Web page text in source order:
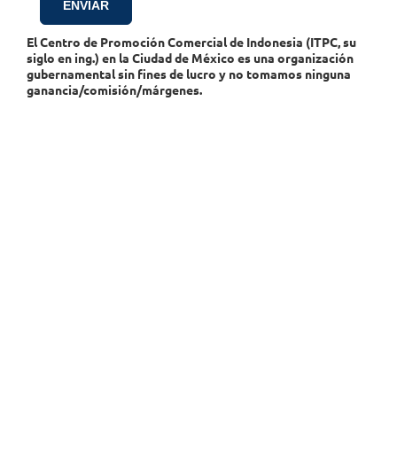
El Centro de Promoción Comercial de Indonesia (ITPC, su
siglo en ing.) en la Ciudad de México es una organización
gubernamental sin fines de lucro y no tomamos ninguna
ganancia/comisión/márgenes.